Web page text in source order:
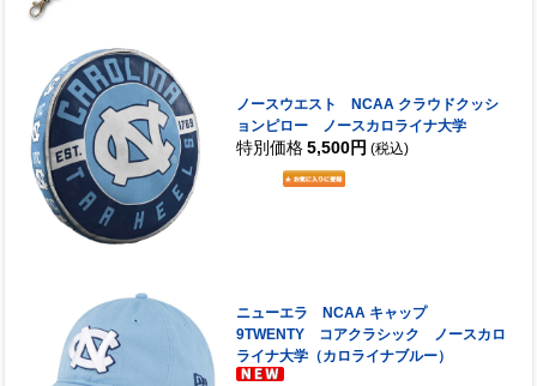
ノースウエスト NCAA クラウドクッシ
ョンピロー ノースカロライナ大学
特別価格 5,500円 (税込)
ニューエラ NCAA キャップ
9TWENTY コアクラシック ノースカロ
ライナ大学（カロライナブルー）